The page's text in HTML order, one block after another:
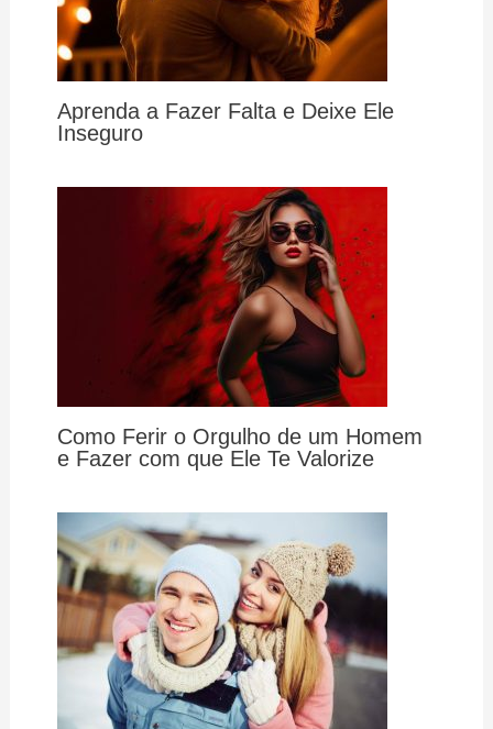
Aprenda a Fazer Falta e Deixe Ele
Inseguro
Como Ferir o Orgulho de um Homem
e Fazer com que Ele Te Valorize